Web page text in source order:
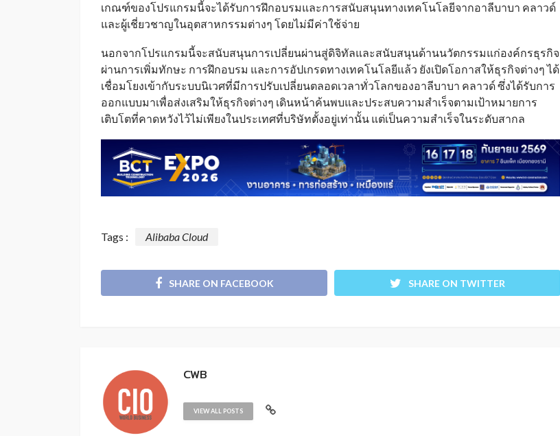
เกณฑ์ของโปรแกรมนี้จะได้รับการฝึกอบรมและการสนับสนุนทางเทคโนโลยีจากอาลีบาบา คลาวด์
และผู้เชี่ยวชาญในอุตสาหกรรมต่างๆ โดยไม่มีค่าใช้จ่าย
นอกจากโปรแกรมนี้จะสนับสนุนการเปลี่ยนผ่านสู่ดิจิทัลและสนับสนุนด้านนวัตกรรมแก่องค์กรธุรกิจ
ผ่านการเพิ่มทักษะ การฝึกอบรม และการอัปเกรดทางเทคโนโลยีแล้ว ยังเปิดโอกาสให้ธุรกิจต่างๆ ได้
เชื่อมโยงเข้ากับระบบนิเวศที่มีการปรับเปลี่ยนตลอดเวลาทั่วโลกของอาลีบาบา คลาวด์ ซึ่งได้รับการ
ออกแบบมาเพื่อส่งเสริมให้ธุรกิจต่างๆ เดินหน้าค้นพบและประสบความสำเร็จตามเป้าหมายการ
เติบโตที่คาดหวังไว้ไม่เพียงในประเทศที่บริษัทตั้งอยู่เท่านั้น แต่เป็นความสำเร็จในระดับสากล
Tags : Alibaba Cloud
SHARE ON FACEBOOK SHARE ON TWITTER
CWB
VIEW ALL POSTS